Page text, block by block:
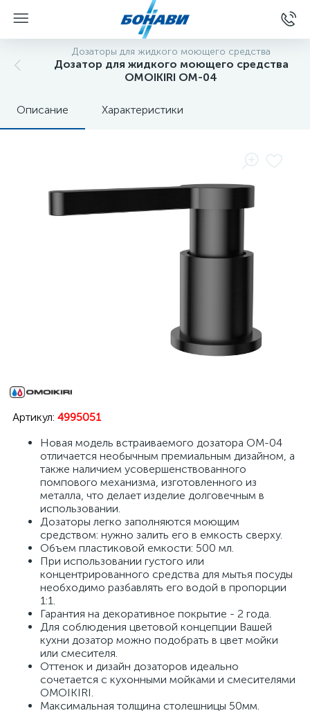
Дозаторы для жидкого моющего средства
Дозатор для жидкого моющего средства
OMOIKIRI OM-04
Описание Характеристики
Артикул: 4995051
Новая модель встраиваемого дозатора OM-04
отличается необычным премиальным дизайном, а
также наличием усовершенствованного
помпового механизма, изготовленного из
металла, что делает изделие долговечным в
использовании.
Дозаторы легко заполняются моющим
средством: нужно залить его в емкость сверху.
Объем пластиковой емкости: 500 мл.
При использовании густого или
концентрированного средства для мытья посуды
необходимо разбавлять его водой в пропорции
1:1.
Гарантия на декоративное покрытие - 2 года.
Для соблюдения цветовой концепции Вашей
кухни дозатор можно подобрать в цвет мойки
или смесителя.
Оттенок и дизайн дозаторов идеально
сочетается с кухонными мойками и смесителями
OMOIKIRI.
Максимальная толщина столешницы 50мм.